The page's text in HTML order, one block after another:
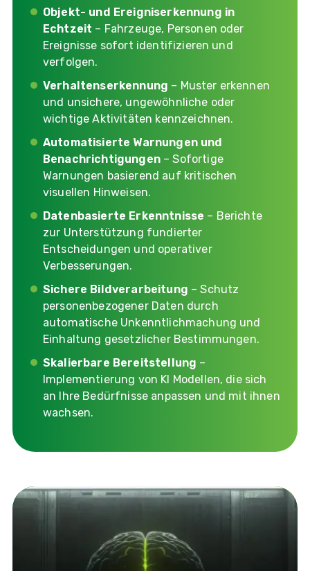
Objekt- und Ereigniserkennung in
Echtzeit – Fahrzeuge, Personen oder
Ereignisse sofort identifizieren und
verfolgen.
Verhaltenserkennung – Muster erkennen
und unsichere, ungewöhnliche oder
wichtige Aktivitäten kennzeichnen.
Automatisierte Warnungen und
Benachrichtigungen– Sofortige
Warnungen basierend auf kritischen
visuellen Hinweisen.
Datenbasierte Erkenntnisse – Berichte
zur Unterstützung fundierter
Entscheidungen und operativer
Verbesserungen.
Sichere Bildverarbeitung – Schutz
personenbezogener Daten durch
automatische Unkenntlichmachung und
Einhaltung gesetzlicher Bestimmungen.
Skalierbare Bereitstellung –
Implementierung von KI Modellen, die sich
an Ihre Bedürfnisse anpassen und mit ihnen
wachsen.